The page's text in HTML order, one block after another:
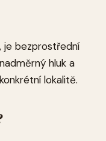
je bezprostřední
hluk a
lokalitě.